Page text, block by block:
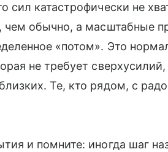
сил катастрофически не
чем обычно, а масштабные
«потом». Это
не требует сверхусилий,
Те, кто рядом, с
и помните: иногда шаг